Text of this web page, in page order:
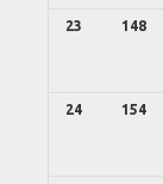
23 148
24 154